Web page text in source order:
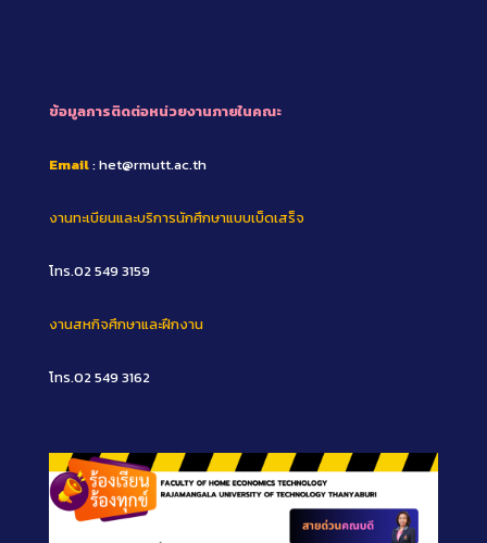
ข้อมูลการติดต่อหน่วยงานภายในคณะ
Email: het@rmutt.ac.th
งานทะเบียนและบริการนักศึกษาแบบเบ็ดเสร็จ
โทร.02 549 3159
งานสหกิจศึกษาและฝึกงาน
โทร.02 549 3162